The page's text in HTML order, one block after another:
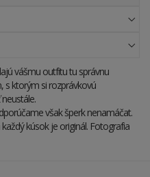
vášmu outfitu tu správnu
s ktorým si rozprávkovú
však šperk nenamáčat.
kúsok je originál. Fotografia